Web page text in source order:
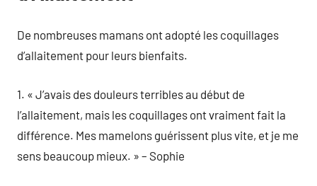
De nombreuses mamans ont adopté les coquillages
d’allaitement pour leurs bienfaits.
1. « J’avais des douleurs terribles au début de
l’allaitement, mais les coquillages ont vraiment fait la
différence. Mes mamelons guérissent plus vite, et je me
sens beaucoup mieux. » – Sophie